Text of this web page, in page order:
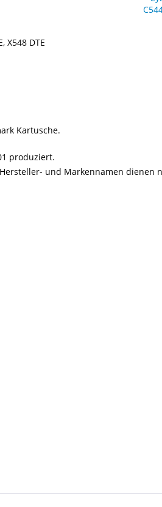
X548 DTE
Kartusche.
produziert.
und Markennamen